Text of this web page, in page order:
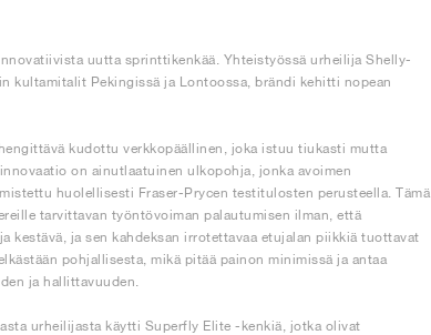
uutta sprinttikenkää. Yhteistyössä urheilija Shelly-
kultamitalit Pekingissä ja Lontoossa, brändi kehitti nopean
kudottu verkkopäällinen, joka istuu tiukasti mutta
on ainutlaatuinen ulkopohja, jonka avoimen
huolellisesti Fraser-Prycen testitulosten perusteella. Tämä
tarvittavan työntövoiman palautumisen ilman, että
ja sen kahdeksan irrotettavaa etujalan piikkiä tuottavat
pohjallisesta, mikä pitää painon minimissä ja antaa
ja hallittavuuden.
urheilijasta käytti Superfly Elite -kenkiä, jotka olivat